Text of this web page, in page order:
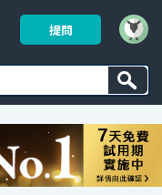
提問